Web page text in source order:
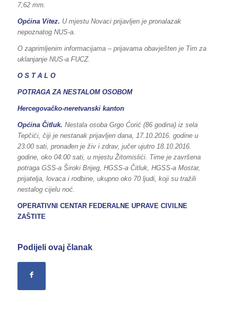
7,62 mm.
Općina Vitez. U mjestu Novaci prijavljen je pronalazak
nepoznatog NUS-a.
O zaprimljenim informacijama – prijavama obavješten je Tim za
uklanjanje NUS-a FUCZ.
O S T A L O
POTRAGA ZA NESTALOM OSOBOM
Hercegovačko-neretvanski kanton
Općina Čitluk. Nestala osoba Grgo Ćorić (86 godina) iz sela
Tepčići, čiji je nestanak prijavljen dana, 17.10.2016. godine u
23:00 sati, pronađen je živ i zdrav, jučer ujutro 18.10.2016.
godine, oko 04:00 sati, u mjestu Žitomislići. Time je završena
potraga GSS-a Široki Brijeg, HGSS-a Čitluk, HGSS-a Mostar,
prijatelja, lovaca i rodbine, ukupno oko 70 ljudi, koji su tražili
nestalog cijelu noć.
OPERATIVNI CENTAR FEDERALNE UPRAVE CIVILNE
ZAŠTITE
Podijeli ovaj članak